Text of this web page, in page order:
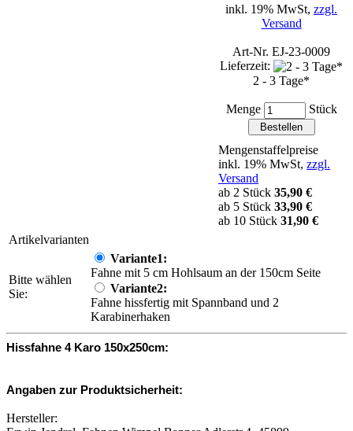
inkl. 19% MwSt, zzgl.
Versand
Art-Nr. EJ-23-0009
Lieferzeit:
2 - 3 Tage*
Menge Stück
Mengenstaffelpreise
inkl. 19% MwSt, zzgl.
Versand
ab 2 Stück 35,90 €
ab 5 Stück 33,90 €
ab 10 Stück 31,90 €
Artikelvarianten
Bitte wählen
Sie:
Variante1:
Fahne mit 5 cm Hohlsaum an der 150cm Seite
Variante2:
Fahne hissfertig mit Spannband und 2
Karabinerhaken
Hissfahne 4 Karo 150x250cm:
Angaben zur Produktsicherheit:
Hersteller: